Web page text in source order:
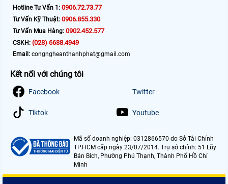
Hotline Tư Vấn 1: 0906.72.73.77
Tư Vấn Kỹ Thuật: 0906.855.330
Tư Vấn Mua Hàng: 0902.452.577
CSKH: (028) 6688.4949
Email: congngheanthanhphat@gmail.com
Kết nối với chúng tôi
Facebook Twitter
Tiktok Youtube
Mã số doanh nghiệp: 0312866570 do Sở Tài Chính
TP.HCM cấp ngày 23/07/2014. Trụ sở chính: 51 Lũy
Bán Bích, Phường Phú Thạnh, Thành Phố Hồ Chí
Minh